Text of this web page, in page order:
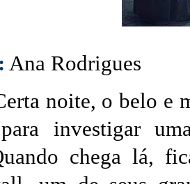
Ana Rodrigues
noite, o belo e
para investigar
chega lá,